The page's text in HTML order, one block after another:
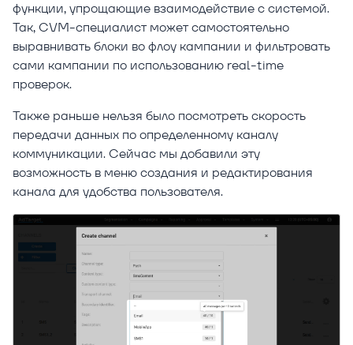
функции, упрощающие взаимодействие с системой.
Так, CVM-специалист может самостоятельно
выравнивать блоки во флоу кампании и фильтровать
сами кампании по использованию real-time
проверок.
Также раньше нельзя было посмотреть скорость
передачи данных по определенному каналу
коммуникации. Сейчас мы добавили эту
возможность в меню создания и редактирования
канала для удобства пользователя.